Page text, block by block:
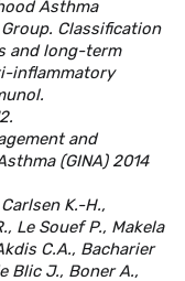
Asthma
Classification
and long-term
inflammatory
and
(GINA) 2014
K.-H.,
Le Souef P., Makela
C.A., Bacharier
Blic J., Boner A.,